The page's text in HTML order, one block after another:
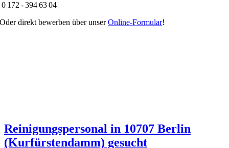
0 172 - 394 63 04
Oder direkt bewerben über unserOnline-Formular!
Reinigungspersonal in 10707 Berlin
(Kurfürstendamm) gesucht